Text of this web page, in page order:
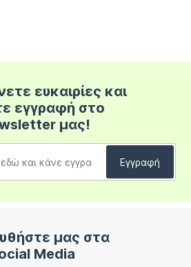
ευκαιρίες και
εγγραφή στο
μας!
μας στα
Media